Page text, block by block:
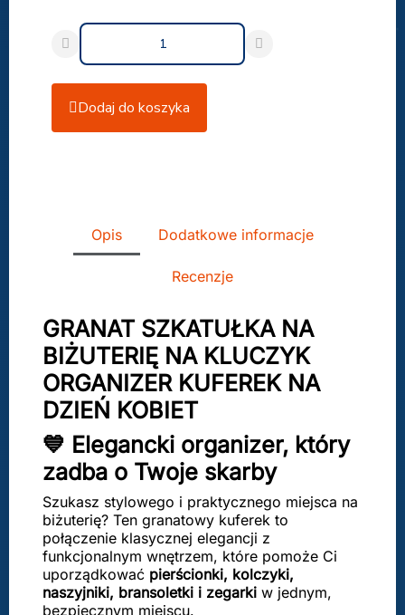
Dodaj do koszyka
Opis Dodatkowe informacje
Recenzje
GRANAT SZKATUŁKA NA
BIŻUTERIĘ NA KLUCZYK
ORGANIZER KUFEREK NA
DZIEŃ KOBIET
💙 Elegancki organizer, który
zadba o Twoje skarby
Szukasz stylowego i praktycznego miejsca na
biżuterię? Ten granatowy kuferek to
połączenie klasycznej elegancji z
funkcjonalnym wnętrzem, które pomoże Ci
uporządkować pierścionki, kolczyki,
naszyjniki, bransoletki i zegarki w jednym,
bezpiecznym miejscu.